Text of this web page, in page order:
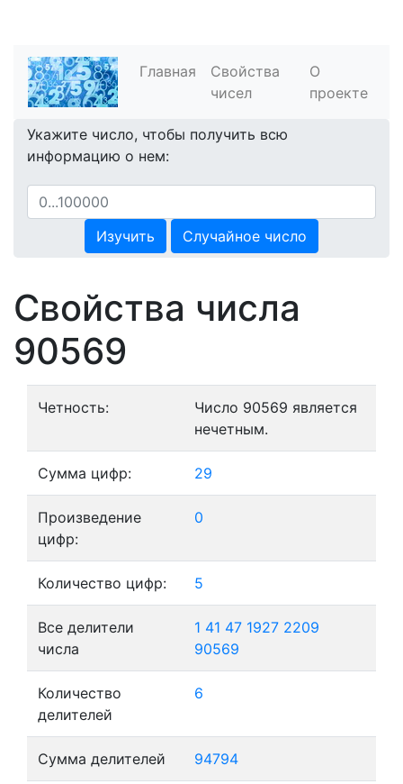
Главная
Свойства
чисел
О
проекте
Укажите число, чтобы получить всю
информацию о нем:
Изучить Случайное число
Свойства числа
90569
Четность:
Число 90569 является
нечетным.
Сумма цифр: 29
Произведение
цифр:
0
Количество цифр: 5
Все делители
числа
1 41 47 1927 2209
90569
Количество
делителей
6
Сумма делителей 94794